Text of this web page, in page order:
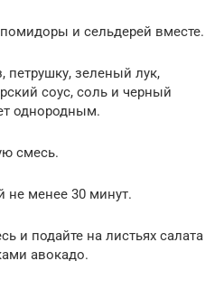
и сельдерей вместе.
петрушку, зеленый лук,
соус, соль и черный
однородным.
смесь.
не менее 30 минут.
и подайте на листьях салата
авокадо.